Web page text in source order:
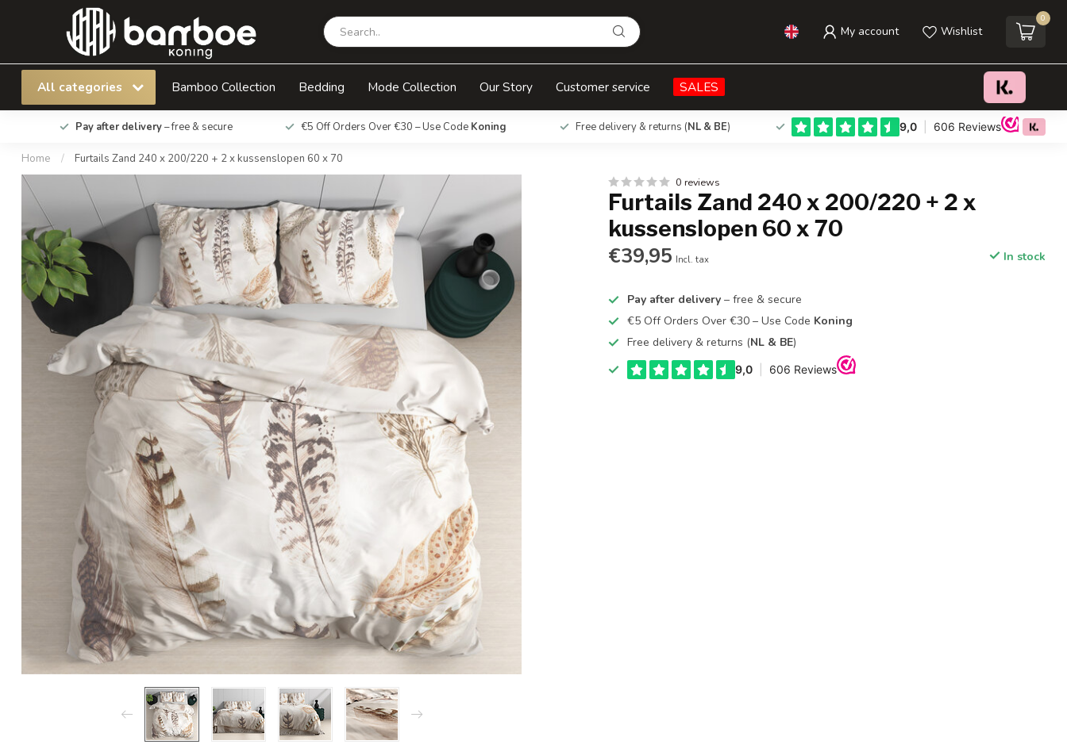
My account Wishlist
0
All categories Bamboo Collection Bedding Mode Collection Our Story Customer service SALES
Pay after delivery– free & secure €5 Off Orders Over €30 – Use Code Koning Free delivery & returns (NL & BE)
Home / Furtails Zand 240 x 200/220 + 2 x kussenslopen 60 x 70
Furtails Zand 240 x 200/220 + 2 x kussenslopen 60 x 70 Add to cart
0 reviews
Furtails Zand 240 x 200/220 + 2 x
kussenslopen 60 x 70
€39,95 Incl. tax In stock
Pay after delivery – free & secure
€5 Off Orders Over €30 – Use Code Koning
Free delivery & returns (NL & BE)